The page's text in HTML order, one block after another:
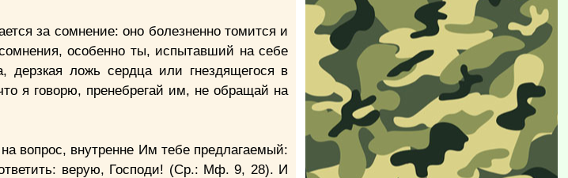
за сомнение: оно болезненно томится и
особенно ты, испытавший на себе
ложь сердца или гнездящегося в
я говорю, пренебрегай им, не обращай на
вопрос, внутренне Им тебе предлагаемый:
верую, Господи! (Ср.: Мф. 9, 28). И